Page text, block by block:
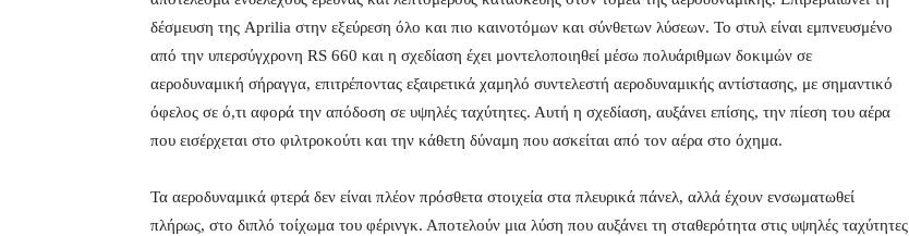
δέσμευση της Aprilia στην εξεύρεση όλο και πιο καινοτόμων και σύνθετων λύσεων. Το στυλ είναι εμπνευσμένο
από την υπερσύγχρονη RS 660 και η σχεδίαση έχει μοντελοποιηθεί μέσω πολυάριθμων δοκιμών σε
αεροδυναμική σήραγγα, επιτρέποντας εξαιρετικά χαμηλό συντελεστή αεροδυναμικής αντίστασης, με σημαντικό
όφελος σε ό,τι αφορά την απόδοση σε υψηλές ταχύτητες. Αυτή η σχεδίαση, αυξάνει επίσης, την πίεση του αέρα
που εισέρχεται στο φιλτροκούτι και την κάθετη δύναμη που ασκείται από τον αέρα στο όχημα.
Τα αεροδυναμικά φτερά δεν είναι πλέον πρόσθετα στοιχεία στα πλευρικά πάνελ, αλλά έχουν ενσωματωθεί
πλήρως, στο διπλό τοίχωμα του φέρινγκ. Αποτελούν μια λύση που αυξάνει τη σταθερότητα στις υψηλές ταχύτητες